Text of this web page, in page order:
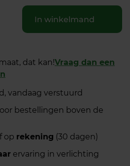
In winkelmand
dat kan!Vraag dan een
vandaag verstuurd
bestellingen boven de
op rekening (30 dagen)
ervaring in verlichting